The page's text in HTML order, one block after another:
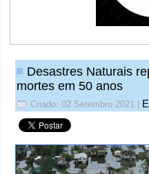
Desastres Naturais
mortes em 50 anos
Criado: 02 Setembro 2021